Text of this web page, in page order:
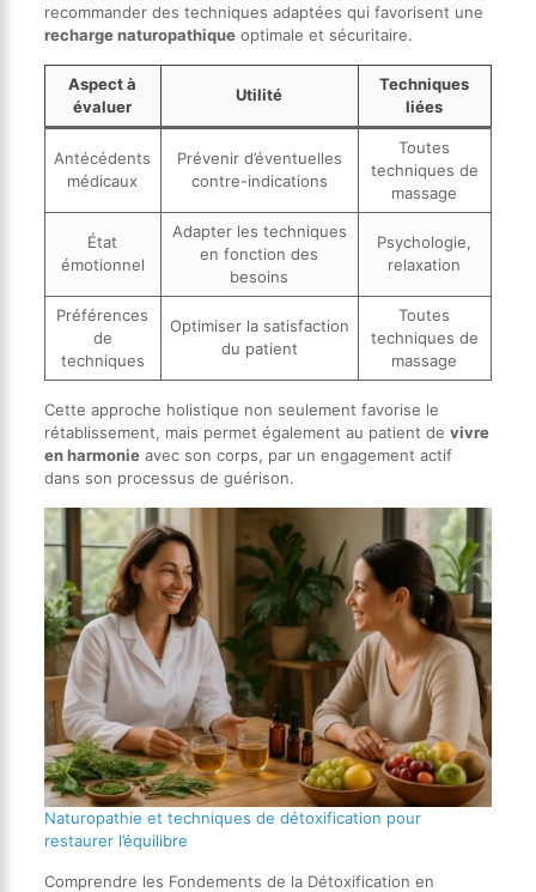
recommander des techniques adaptées qui favorisent une
recharge naturopathiqueoptimale et sécuritaire.
Aspect à
évaluer
Utilité
Techniques
liées
Antécédents
médicaux
Prévenir d’éventuelles
contre-indications
Toutes
techniques de
massage
État
émotionnel
Adapter les techniques
en fonction des
besoins
Psychologie,
relaxation
Préférences
de
techniques
Optimiser la satisfaction
du patient
Toutes
techniques de
massage
Cette approche holistique non seulement favorise le
rétablissement, mais permet également au patient de vivre
en harmonieavec son corps, par un engagement actif
dans son processus de guérison.
Naturopathie et techniques de détoxification pour
restaurer l’équilibre
Comprendre les Fondements de la Détoxification en